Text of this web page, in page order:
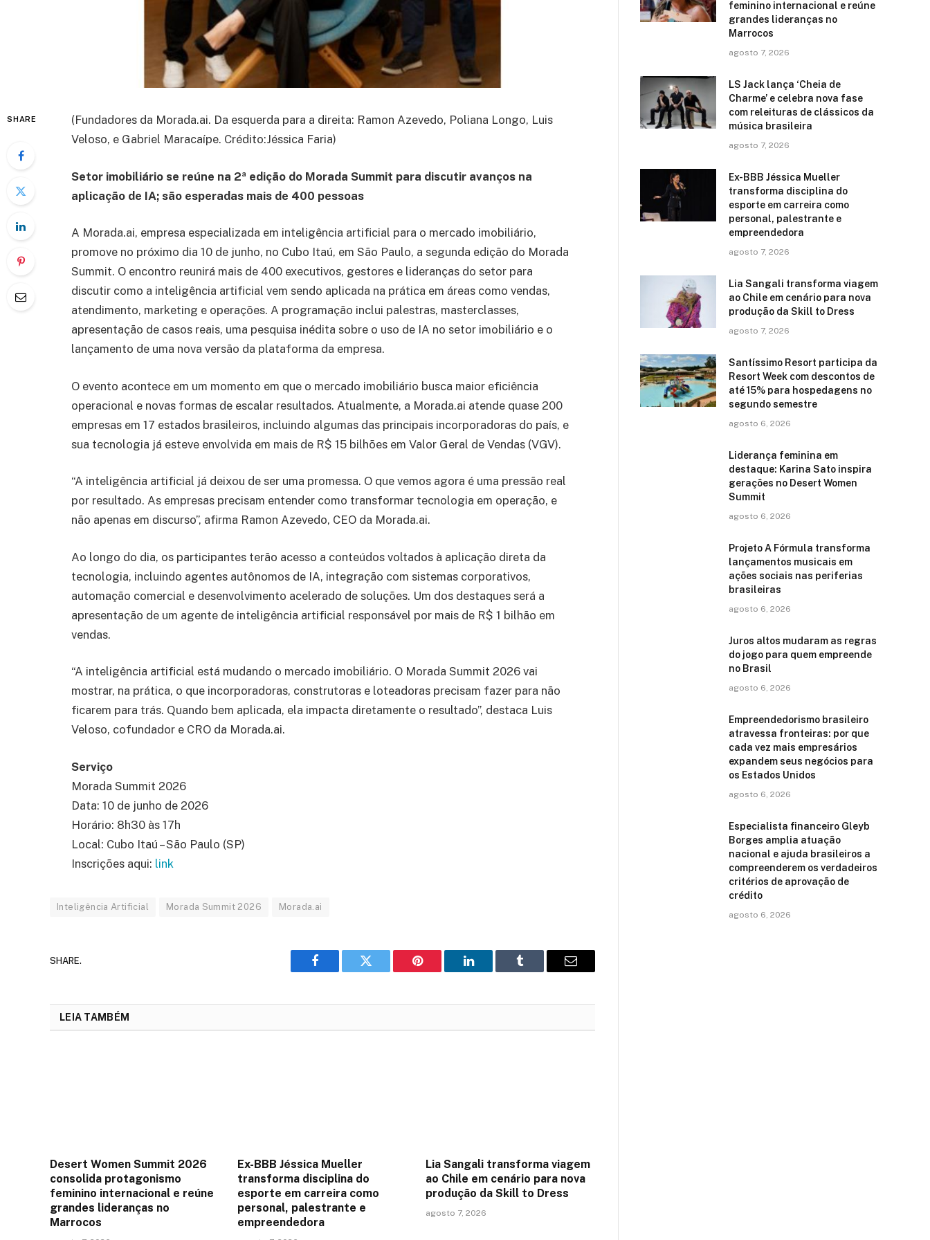
SHARE
(Fundadores da Morada.ai. Da esquerda para a direita: Ramon Azevedo, Poliana Longo, Luis
Veloso, e Gabriel Maracaípe. Crédito:Jéssica Faria)
Setor imobiliário se reúne na 2ª edição do Morada Summit para discutir avanços na
aplicação de IA; são esperadas mais de 400 pessoas
A Morada.ai, empresa especializada em inteligência artificial para o mercado imobiliário,
promove no próximo dia 10 de junho, no Cubo Itaú, em São Paulo, a segunda edição do Morada
Summit. O encontro reunirá mais de 400 executivos, gestores e lideranças do setor para
discutir como a inteligência artificial vem sendo aplicada na prática em áreas como vendas,
atendimento, marketing e operações. A programação inclui palestras, masterclasses,
apresentação de casos reais, uma pesquisa inédita sobre o uso de IA no setor imobiliário e o
lançamento de uma nova versão da plataforma da empresa.
O evento acontece em um momento em que o mercado imobiliário busca maior eficiência
operacional e novas formas de escalar resultados. Atualmente, a Morada.ai atende quase 200
empresas em 17 estados brasileiros, incluindo algumas das principais incorporadoras do país, e
sua tecnologia já esteve envolvida em mais de R$ 15 bilhões em Valor Geral de Vendas (VGV).
“A inteligência artificial já deixou de ser uma promessa. O que vemos agora é uma pressão real
por resultado. As empresas precisam entender como transformar tecnologia em operação, e
não apenas em discurso”, afirma Ramon Azevedo, CEO da Morada.ai.
Ao longo do dia, os participantes terão acesso a conteúdos voltados à aplicação direta da
tecnologia, incluindo agentes autônomos de IA, integração com sistemas corporativos,
automação comercial e desenvolvimento acelerado de soluções. Um dos destaques será a
apresentação de um agente de inteligência artificial responsável por mais de R$ 1 bilhão em
vendas.
“A inteligência artificial está mudando o mercado imobiliário. O Morada Summit 2026 vai
mostrar, na prática, o que incorporadoras, construtoras e loteadoras precisam fazer para não
ficarem para trás. Quando bem aplicada, ela impacta diretamente o resultado”, destaca Luis
Veloso, cofundador e CRO da Morada.ai.
Serviço
Morada Summit 2026
Data: 10 de junho de 2026
Horário: 8h30 às 17h
Local: Cubo Itaú – São Paulo (SP)
Inscrições aqui: link
Inteligência Artificial Morada Summit 2026 Morada.ai
SHARE.
Facebook Twitter Pinterest LinkedIn Tumblr Email
LEIA TAMBÉM
Desert Women Summit 2026
consolida protagonismo
feminino internacional e reúne
grandes lideranças no
Marrocos
Ex-BBB Jéssica Mueller
transforma disciplina do
esporte em carreira como
personal, palestrante e
empreendedora
Lia Sangali transforma viagem
ao Chile em cenário para nova
produção da Skill to Dress
agosto 7, 2026
feminino internacional e reúne
grandes lideranças no
Marrocos
agosto 7, 2026
LS Jack lança ‘Cheia de
Charme’ e celebra nova fase
com releituras de clássicos da
música brasileira
agosto 7, 2026
Ex-BBB Jéssica Mueller
transforma disciplina do
esporte em carreira como
personal, palestrante e
empreendedora
agosto 7, 2026
Lia Sangali transforma viagem
ao Chile em cenário para nova
produção da Skill to Dress
agosto 7, 2026
Santíssimo Resort participa da
Resort Week com descontos de
até 15% para hospedagens no
segundo semestre
agosto 6, 2026
Liderança feminina em
destaque: Karina Sato inspira
gerações no Desert Women
Summit
agosto 6, 2026
Projeto A Fórmula transforma
lançamentos musicais em
ações sociais nas periferias
brasileiras
agosto 6, 2026
Juros altos mudaram as regras
do jogo para quem empreende
no Brasil
agosto 6, 2026
Empreendedorismo brasileiro
atravessa fronteiras: por que
cada vez mais empresários
expandem seus negócios para
os Estados Unidos
agosto 6, 2026
Especialista financeiro Gleyb
Borges amplia atuação
nacional e ajuda brasileiros a
compreenderem os verdadeiros
critérios de aprovação de
crédito
agosto 6, 2026